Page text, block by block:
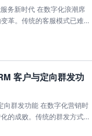
务新时代 在数字化浪潮席
革。传统的客服模式已难以
客户与定向群发功
向群发功能 在数字化营销时
的成败。传统的群发方式往